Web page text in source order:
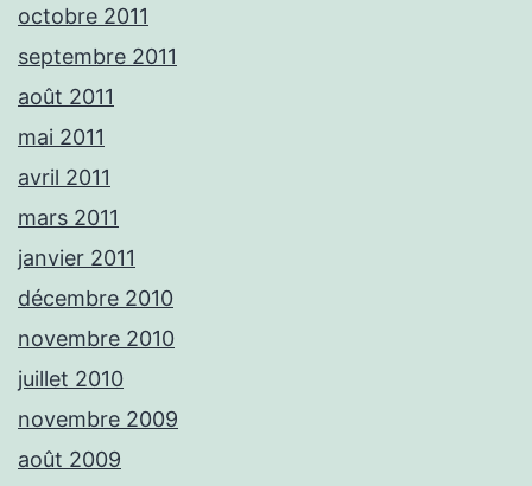
octobre 2011
septembre 2011
août 2011
mai 2011
avril 2011
mars 2011
janvier 2011
décembre 2010
novembre 2010
juillet 2010
novembre 2009
août 2009